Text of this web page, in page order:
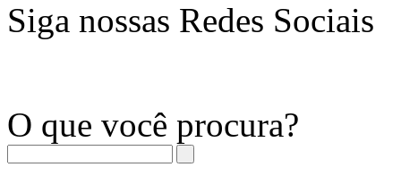
Siga nossas Redes Sociais
O que você procura?